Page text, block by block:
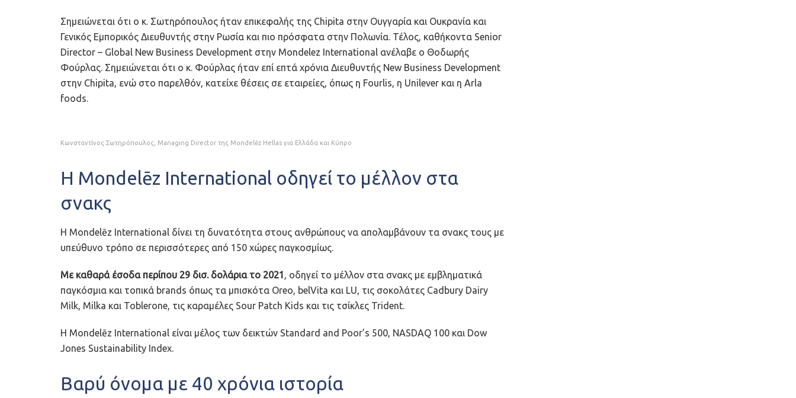
Σημειώνεται ότι ο κ. Σωτηρόπουλος ήταν επικεφαλής της Chipita στην Ουγγαρία και Ουκρανία και
Γενικός Εμπορικός Διευθυντής στην Ρωσία και πιο πρόσφατα στην Πολωνία. Τέλος, καθήκοντα Senior
Director – Global New Business Development στην Mondelez International ανέλαβε ο Θοδωρής
Φούρλας. Σημειώνεται ότι ο κ. Φούρλας ήταν επί επτά χρόνια Διευθυντής New Business Development
στην Chipita, ενώ στο παρελθόν, κατείχε θέσεις σε εταιρείες, όπως η Fourlis, η Unilever και η Arla
foods.
Κωνσταντίνος Σωτηρόπουλος, Managing Director της Mondelēz Hellas για Ελλάδα και Κύπρο
Η Mondelēz International οδηγεί το μέλλον στα
σνακς
Η Mondelēz International δίνει τη δυνατότητα στους ανθρώπους να απολαμβάνουν τα σνακς τους με
υπεύθυνο τρόπο σε περισσότερες από 150 χώρες παγκοσμίως.
Με καθαρά έσοδα περίπου 29 δισ. δολάρια το 2021 , οδηγεί το μέλλον στα σνακς με εμβληματικά
παγκόσμια και τοπικά brands όπως τα μπισκότα Oreo, belVita και LU, τις σοκολάτες Cadbury Dairy
Milk, Milka και Toblerone, τις καραμέλες Sour Patch Kids και τις τσίκλες Trident.
Η Mondelēz International είναι μέλος των δεικτών Standard and Poor’s 500, NASDAQ 100 και Dow
Jones Sustainability Index.
Βαρύ όνομα με 40 χρόνια ιστορία